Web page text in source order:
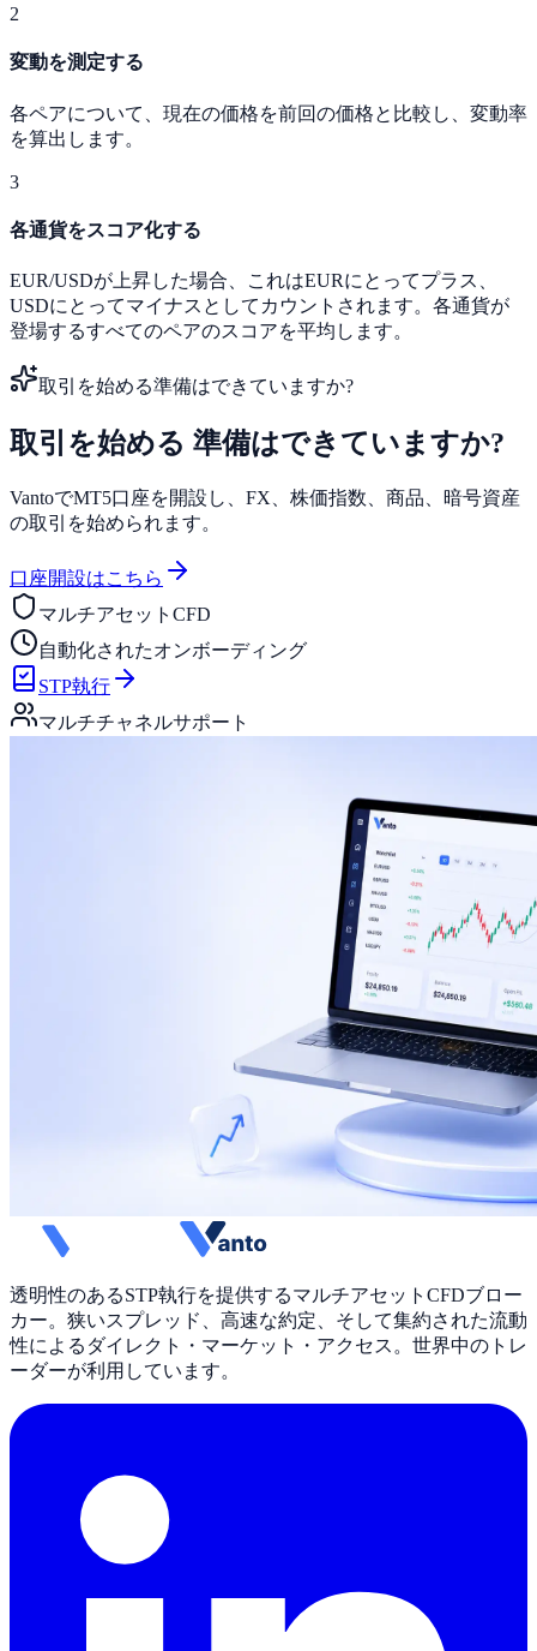
2
変動を測定する
各ペアについて、現在の価格を前回の価格と比較し、変動率
を算出します。
3
各通貨をスコア化する
EUR/USDが上昇した場合、これはEURにとってプラス、
USDにとってマイナスとしてカウントされます。各通貨が
登場するすべてのペアのスコアを平均します。
取引を始める準備はできていますか?
取引を始める 準備はできていますか?
VantoでMT5口座を開設し、FX、株価指数、商品、暗号資産
の取引を始められます。
口座開設はこちら
マルチアセットCFD
自動化されたオンボーディング
STP執行
マルチチャネルサポート
透明性のあるSTP執行を提供するマルチアセットCFDブロー
カー。狭いスプレッド、高速な約定、そして集約された流動
性によるダイレクト・マーケット・アクセス。世界中のトレ
ーダーが利用しています。